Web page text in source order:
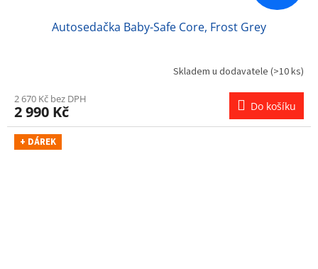
Autosedačka Baby-Safe Core, Frost Grey
Skladem u dodavatele (>10 ks)
2 670 Kč bez DPH
2 990 Kč Do košíku
+ DÁREK